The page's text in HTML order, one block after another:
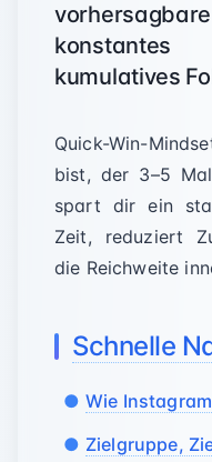
konstantes
kumulatives
Quick-Win-
bist, der 3–5
spart dir ein
Zeit, reduziert
die Reichweite
Schnelle
Wie
Zielgruppe,